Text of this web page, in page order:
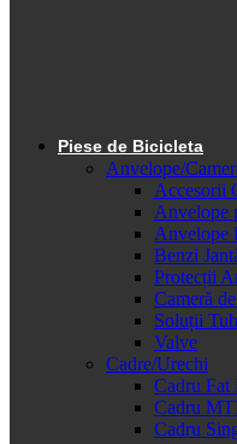
Piese de Bicicleta
Anvelope/
Accesorii
Anvelope
Anvelope
Benzi
Protecții
Cameră
Soluții
Valve
Cadre/Urechi
Cadru Fat
Cadru
Cadru